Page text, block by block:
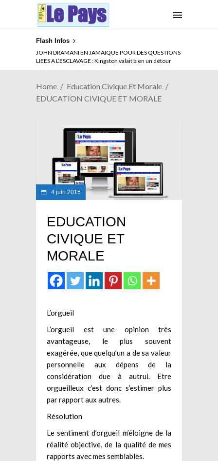
Flash Infos
JOHN DRAMANI EN JAMAIQUE POUR DES QUESTIONS
LIEES A L’ESCLAVAGE : Kingston valait bien un détour
Home
Education Civique Et Morale
EDUCATION CIVIQUE ET MORALE
4 juin 2015
EDUCATION
CIVIQUE ET
MORALE
L’orgueil
L’orgueil est une opinion très
avantageuse, le plus souvent
exagérée, que quelqu’un a de sa valeur
personnelle aux dépens de la
considération due à autrui. Etre
orgueilleux c’est donc s’estimer plus
par rapport aux autres.
Résolution
Le sentiment d’orgueil m’éloigne de la
réalité objective, de la qualité de mes
rapports avec mes semblables.